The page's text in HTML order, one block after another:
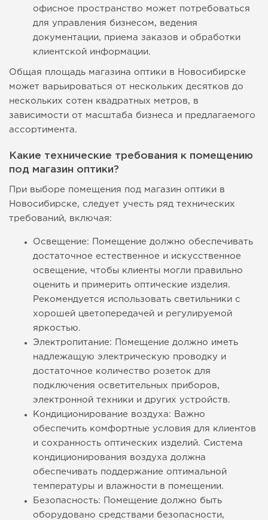
офисное пространство может потребоваться
для управления бизнесом, ведения
документации, приема заказов и обработки
клиентской информации.
Общая площадь магазина оптики в Новосибирске
может варьироваться от нескольких десятков до
нескольких сотен квадратных метров, в
зависимости от масштаба бизнеса и предлагаемого
ассортимента.
Какие технические требования к помещению
под магазин оптики?
При выборе помещения под магазин оптики в
Новосибирске, следует учесть ряд технических
требований, включая:
Освещение: Помещение должно обеспечивать
достаточное естественное и искусственное
освещение, чтобы клиенты могли правильно
оценить и примерить оптические изделия.
Рекомендуется использовать светильники с
хорошей цветопередачей и регулируемой
яркостью.
Электропитание: Помещение должно иметь
надлежащую электрическую проводку и
достаточное количество розеток для
подключения осветительных приборов,
электронной техники и других устройств.
Кондиционирование воздуха: Важно
обеспечить комфортные условия для клиентов
и сохранность оптических изделий. Система
кондиционирования воздуха должна
обеспечивать поддержание оптимальной
температуры и влажности в помещении.
Безопасность: Помещение должно быть
оборудовано средствами безопасности,